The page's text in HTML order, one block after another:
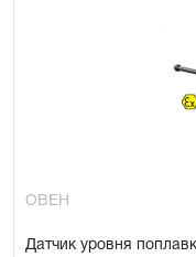
ОВЕН
Датчик уровня